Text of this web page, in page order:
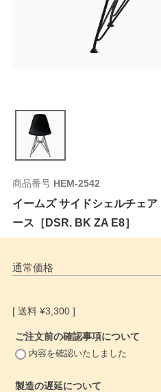
商品番号 HEM-2542
イームズ サイドシェルチェ
ース［DSR. BK ZA E8］
通常価格
¥3,300
ご注文前の確認事項について
内容を確認いたしました
製造の遅延について